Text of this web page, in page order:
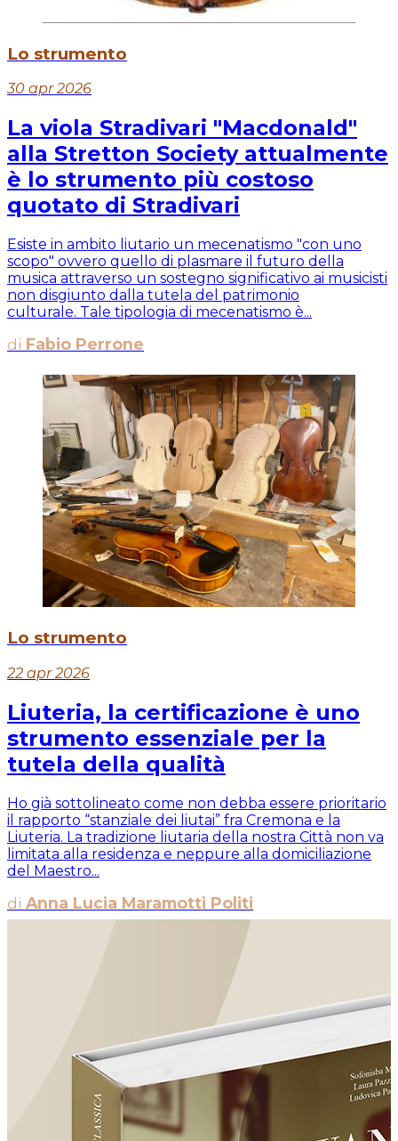
Lo strumento
30 apr 2026
La viola Stradivari "Macdonald"
alla Stretton Society attualmente
è lo strumento più costoso
quotato di Stradivari
Esiste in ambito liutario un mecenatismo "con uno
scopo" ovvero quello di plasmare il futuro della
musica attraverso un sostegno significativo ai musicisti
non disgiunto dalla tutela del patrimonio
culturale. Tale tipologia di mecenatismo è...
di Fabio Perrone
Lo strumento
22 apr 2026
Liuteria, la certificazione è uno
strumento essenziale per la
tutela della qualità
Ho già sottolineato come non debba essere prioritario
il rapporto “stanziale dei liutai” fra Cremona e la
Liuteria. La tradizione liutaria della nostra Città non va
limitata alla residenza e neppure alla domiciliazione
del Maestro...
di Anna Lucia Maramotti Politi